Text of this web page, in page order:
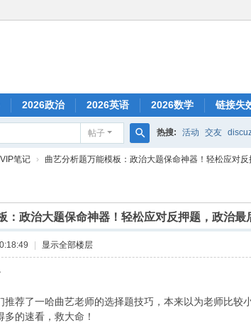
2026政治 2026英语 2026数学 链接失
帖子
搜
热搜: 活动 交友
笔记 › 曲艺分析题万能模板：政治大题保命神器！轻松应对反
：政治大题保命神器！轻松应对反押题，政治最
显示全部楼层
推荐了一哈曲艺老师的选择题技巧，本来以为老师比
的速看，救大命！